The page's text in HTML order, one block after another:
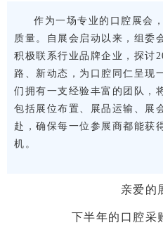
作为一场专业的口腔展会
质量。
自展会启动以来，组委
积极联系行业品牌企业，探讨
路、新动态，为口腔同仁呈现
们拥有一支经验丰富的团队，
包括展位布置、展品运输、展
赴，确保每一位参展商都能获
机。
亲爱的
下半年的口腔采